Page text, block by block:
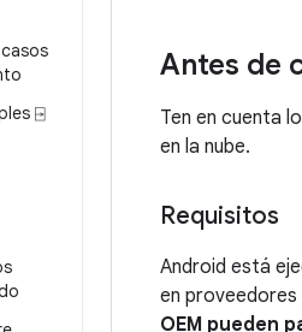
⍈
Antes de
Ten en cuenta
en la nube.
Requisitos
Android está
en proveedores
OEM pueden